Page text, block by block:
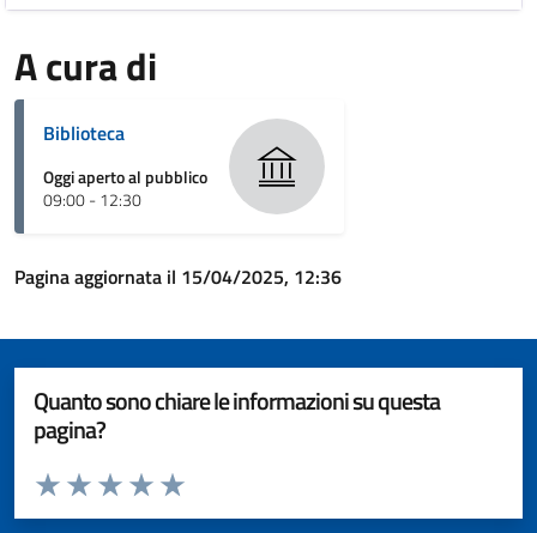
A cura di
Biblioteca
Oggi aperto al pubblico
09:00 - 12:30
Pagina aggiornata il 15/04/2025, 12:36
Quanto sono chiare le informazioni su questa
pagina?
Valuta da 1 a 5 stelle la pagina
Valuta 5 stelle su 5
Valuta 4 stelle su 5
Valuta 3 stelle su 5
Valuta 2 stelle su 5
Valuta 1 stelle su 5